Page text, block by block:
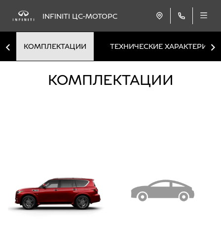
INFINITI ЦС-МОТОРС
КОМПЛЕКТАЦИИ ТЕХНИЧЕСКИЕ
КОМПЛЕКТАЦИИ